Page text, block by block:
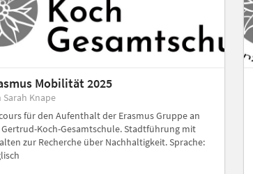
Mobilität 2025
Sarah Knape
für den Aufenthalt der Erasmus Gruppe an
Koch-Gesamtschule. Stadtführung mit
zur Recherche über Nachhaltigkeit. Sprache: